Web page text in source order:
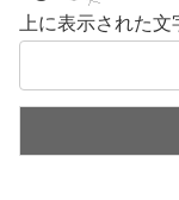
上に表示された